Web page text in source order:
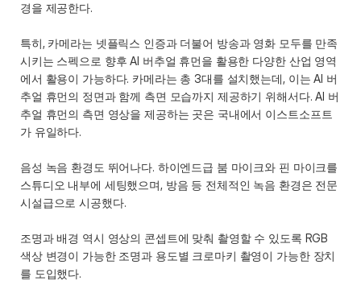
경을 제공한다.
특히, 카메라는 넷플릭스 인증과 더불어 방송과 영화 모두를 만족
시키는 스펙으로 향후 AI 버추얼 휴먼을 활용한 다양한 산업 영역
에서 활용이 가능하다. 카메라는 총 3대를 설치했는데, 이는 AI 버
추얼 휴먼의 정면과 함께 측면 모습까지 제공하기 위해서다. AI 버
추얼 휴먼의 측면 영상을 제공하는 곳은 국내에서 이스트소프트
가 유일하다.
음성 녹음 환경도 뛰어나다. 하이엔드급 붐 마이크와 핀 마이크를
스튜디오 내부에 세팅했으며, 방음 등 전체적인 녹음 환경은 전문
시설급으로 시공했다.
조명과 배경 역시 영상의 콘셉트에 맞춰 촬영할 수 있도록 RGB
색상 변경이 가능한 조명과 용도별 크로마키 촬영이 가능한 장치
를 도입했다.